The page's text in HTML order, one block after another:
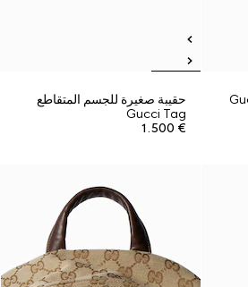
حقيبة صغيرة للجسم المتقاطع
Gucci Tag
€ 1.500